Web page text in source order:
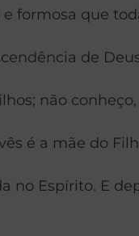
formosa que
de
não
é a mãe do
no Espírito. E